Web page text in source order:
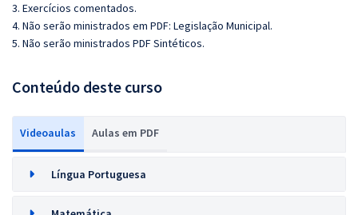
3. Exercícios comentados.
4. Não serão ministrados em PDF: Legislação Municipal.
5. Não serão ministrados PDF Sintéticos.
Conteúdo deste curso
Videoaulas Aulas em PDF
Língua Portuguesa